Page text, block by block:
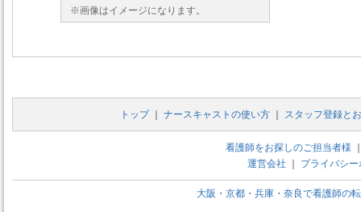
※画像はイメージになります。
トップ｜ ナースキャストの使い方｜ スタッフ登録と
看護師をお探しのご担当者様
運営会社 ｜ プライバシ
大阪・京都・兵庫・奈良で看護師の